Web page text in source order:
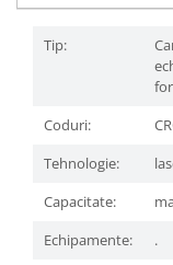
Tip:
Coduri:
Tehnologie:
Capacitate:
Echipamente:
.